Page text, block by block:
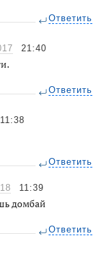
Ответить
21:40
Ответить
11:38
Ответить
11:39
домбай
Ответить